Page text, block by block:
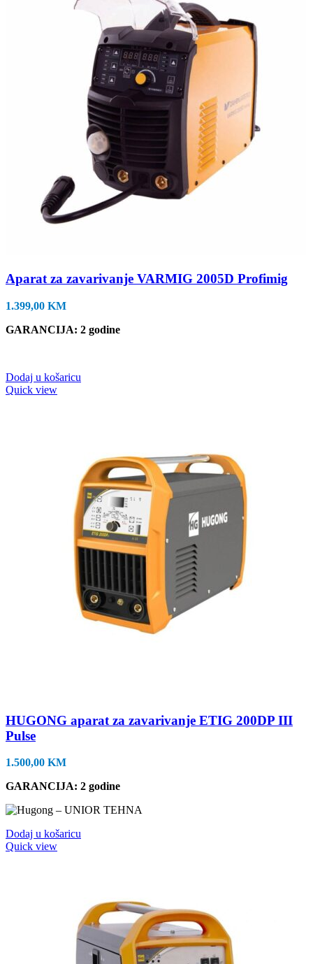
Aparat za zavarivanje VARMIG 2005D Profimig
1.399,00 KM
GARANCIJA: 2 godine
Dodaj u košaricu
Quick view
HUGONG aparat za zavarivanje ETIG 200DP III
Pulse
1.500,00 KM
GARANCIJA: 2 godine
Dodaj u košaricu
Quick view